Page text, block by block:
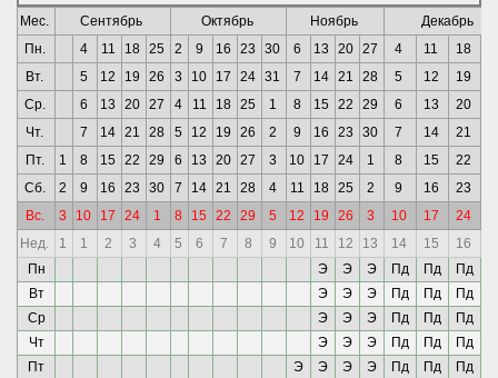
Мес. Сентябрь Октябрь Ноябрь
Декабрь
Пн.
4 11 18 25 2 9 16 23 30 6 13 20 27 4 11 18
Вт.
5 12 19 26 3 10 17 24 31 7 14 21 28 5 12 19
Ср.
6 13 20 27 4 11 18 25 1 8 15 22 29 6 13 20
Чт.
7 14 21 28 5 12 19 26 2 9 16 23 30 7 14 21
Пт.
1 8 15 22 29 6 13 20 27 3 10 17 24 1 8 15 22
Сб.
2 9 16 23 30 7 14 21 28 4 11 18 25 2 9 16 23
Вс.
3 10 17 24 1 8 15 22 29 5 12 19 26 3 10 17 24
Нед.
1 1 2 3 4 5 6 7 8 9 10 11 12 13 14 15 16
Пн
Э Э Э Пд Пд Пд
Вт
Э Э Э Пд Пд Пд
Ср
Э Э Э Пд Пд Пд
Чт
Э Э Э Пд Пд Пд
Пт
Э Э Э Э Пд Пд Пд